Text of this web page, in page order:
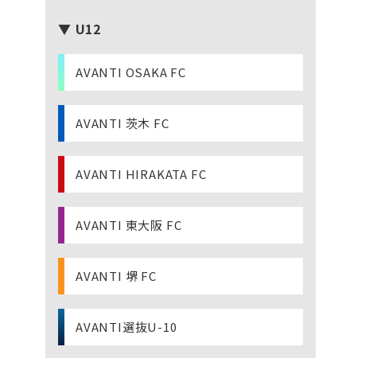
▼ U12
AVANTI OSAKA FC
AVANTI 茨木 FC
AVANTI HIRAKATA FC
AVANTI 東大阪 FC
AVANTI 堺 FC
AVANTI選抜U-10